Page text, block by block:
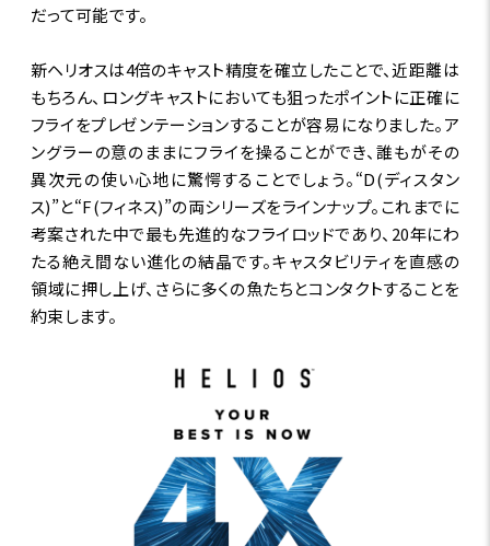
だって可能です。
新ヘリオスは4倍のキャスト精度を確立したことで、近距離は
もちろん、ロングキャストにおいても狙ったポイントに正確に
フライをプレゼンテーションすることが容易になりました。ア
ングラーの意のままにフライを操ることができ、誰もがその
異次元の使い心地に驚愕することでしょう。“D(ディスタン
ス)”と“F(フィネス)”の両シリーズをラインナップ。これまでに
考案された中で最も先進的なフライロッドであり、20年にわ
たる絶え間ない進化の結晶です。キャスタビリティを直感の
領域に押し上げ、さらに多くの魚たちとコンタクトすることを
約束します。